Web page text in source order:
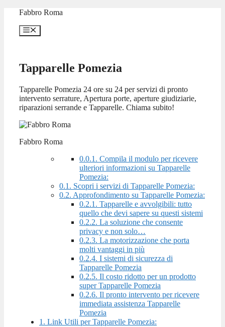
contenuto
Fabbro Roma
Menu
Tapparelle Pomezia
Tapparelle Pomezia 24 ore su 24 per servizi di pronto
intervento serrature, Apertura porte, aperture giudiziarie,
riparazioni serrande e Tapparelle. Chiama subito!
Fabbro Roma
0.0.1. Compila il modulo per ricevere
ulteriori informazioni su Tapparelle
Pomezia:
0.1. Scopri i servizi di Tapparelle Pomezia:
0.2. Approfondimento su Tapparelle Pomezia:
0.2.1. Tapparelle e avvolgibili: tutto
quello che devi sapere su questi sistemi
0.2.2. La soluzione che consente
privacy e non solo…
0.2.3. La motorizzazione che porta
molti vantaggi in più
0.2.4. I sistemi di sicurezza di
Tapparelle Pomezia
0.2.5. Il costo ridotto per un prodotto
super Tapparelle Pomezia
0.2.6. Il pronto intervento per ricevere
immediata assistenza Tapparelle
Pomezia
1. Link Utili per Tapparelle Pomezia: